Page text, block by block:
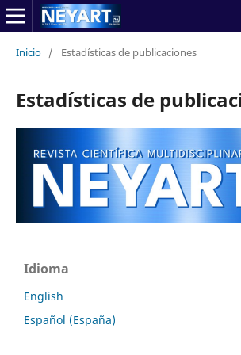
Inicio / Estadísticas de publicaciones
Estadísticas de
Idioma
English
Español (España)